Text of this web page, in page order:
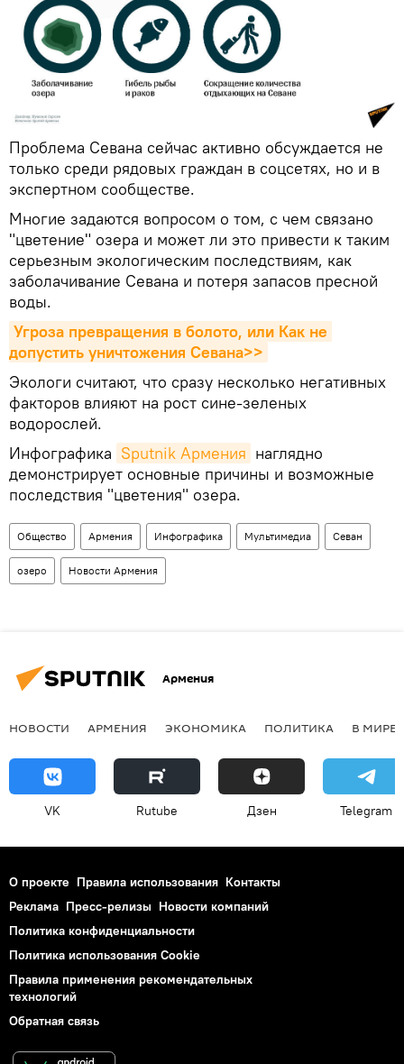
Проблема Севана сейчас активно обсуждается не
только среди рядовых граждан в соцсетях, но и в
экспертном сообществе.
Многие задаются вопросом о том, с чем связано
"цветение" озера и может ли это привести к таким
серьезным экологическим последствиям, как
заболачивание Севана и потеря запасов пресной
воды.
Угроза превращения в болото, или Как не
допустить уничтожения Севана>>
Экологи считают, что сразу несколько негативных
факторов влияют на рост сине-зеленых
водорослей.
Инфографика Sputnik Армения наглядно
демонстрирует основные причины и возможные
последствия "цветения" озера.
Общество Армения Инфографика Мультимедиа Севан
озеро Новости Армения
Армения
НОВОСТИ АРМЕНИЯ ЭКОНОМИКА ПОЛИТИКА В МИРЕ
VK Rutube Дзен Telegram
О проекте Правила использования Контакты
Реклама Пресс-релизы Новости компаний
Политика конфиденциальности
Политика использования Cookie
Правила применения рекомендательных
технологий
Обратная связь